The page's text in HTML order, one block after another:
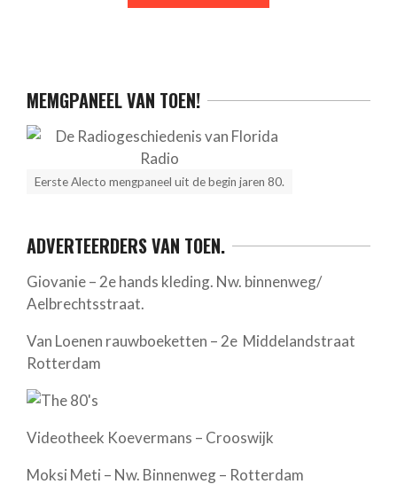
MEMGPANEEL VAN TOEN!
Eerste Alecto mengpaneel uit de begin jaren 80.
ADVERTEERDERS VAN TOEN.
Giovanie – 2e hands kleding. Nw. binnenweg/
Aelbrechtsstraat.
Van Loenen rauwboeketten – 2e Middelandstraat
Rotterdam
Videotheek Koevermans – Crooswijk
Moksi Meti – Nw. Binnenweg – Rotterdam